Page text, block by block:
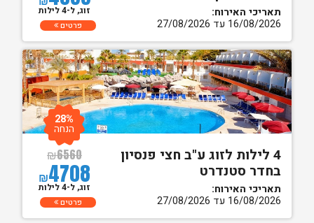
תאריכי האירוח:
16/08/2026 עד 27/08/2026
זוג, ל-4 לילות
פרטים
4 לילות לזוג ע"ב חצי פנסיון
בחדר סטנדרט
תאריכי האירוח:
16/08/2026 עד 27/08/2026
₪6560
₪4708
28%
הנחה
זוג, ל-4 לילות
פרטים